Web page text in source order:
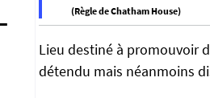
/
/
d
(Règle de Chatham House)
f
a
l
Lieu destiné à promouvoir
détendu mais néanmoins